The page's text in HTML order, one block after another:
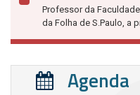
Professor da
da Folha de S.Paulo, a
Agenda